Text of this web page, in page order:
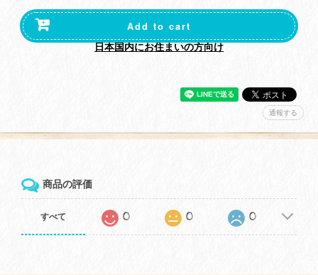
Add to cart
日本国内にお住まいの方向け
通報する
商品の評価
すべて 0 0 0